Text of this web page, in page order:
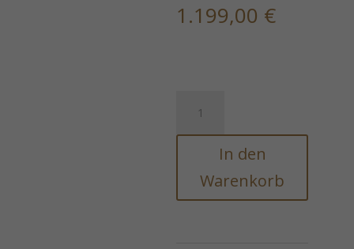
1.199,00 €
SCHÖNHEITS-
UND
JUGENDRITUS,
KÖRPERLICHE
ANZIEHUNG,
In den
Warenkorb